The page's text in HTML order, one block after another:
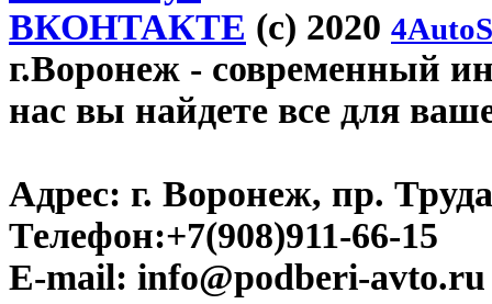
ВКОНТАКТЕ (c) 2020
г.Воронеж - современный
нас вы найдете все для
Адрес: г. Воронеж, пр.
Телефон:+7(908)911-66-15
E-mail: info@podberi-avto.ru